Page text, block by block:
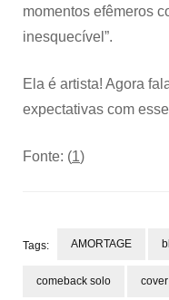
momentos efêmeros
inesquecível”.
Ela é artista! Agora
expectativas com esse
Fonte: (1)
Tags: AMORTAGE
comeback solo cover